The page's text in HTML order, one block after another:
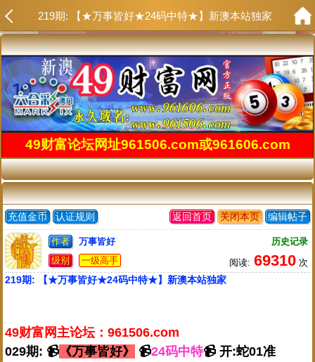
219期: 【★万事皆好★24码中特★】新澳本站独家
49财富论坛网址961506.com或961606.com
充值金币 认证规则 返回首页 关闭本页 编辑帖子
作者 万事皆好
历史记录
级别
一级高手 阅读: 69310 次
219期: 【★万事皆好★24码中特★】新澳本站独家
49财富网主论坛：961506.com
029期: 📹 《万事皆好》 📹24码中特📹 开:蛇01准